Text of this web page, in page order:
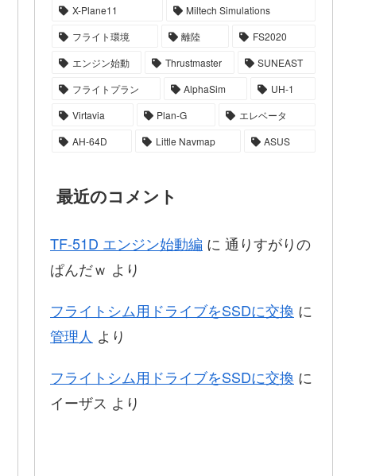
X-Plane11
Miltech Simulations
フライト環境
離陸
FS2020
エンジン始動
Thrustmaster
SUNEAST
フライトプラン
AlphaSim
UH-1
Virtavia
Plan-G
エレベータ
AH-64D
Little Navmap ASUS
最近のコメント
TF-51D エンジン始動編 に 通りすがりの
ぱんだｗ より
フライトシム用ドライブをSSDに交換 に
管理人 より
フライトシム用ドライブをSSDに交換 に
イーザス より